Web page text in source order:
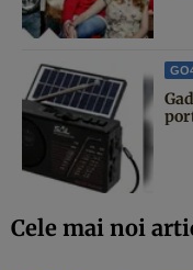
Cele mai noi